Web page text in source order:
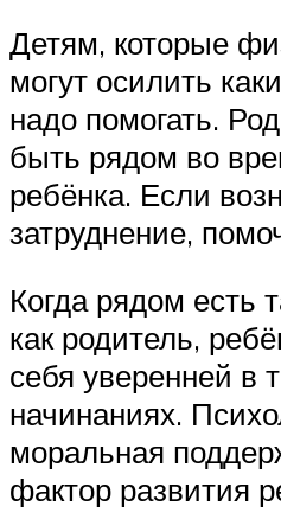
Детям, которые
могут осилить
надо помогать.
быть рядом во
ребёнка. Если
затруднение,
Когда рядом есть
как родитель,
себя уверенней в
начинаниях.
моральная
фактор развития